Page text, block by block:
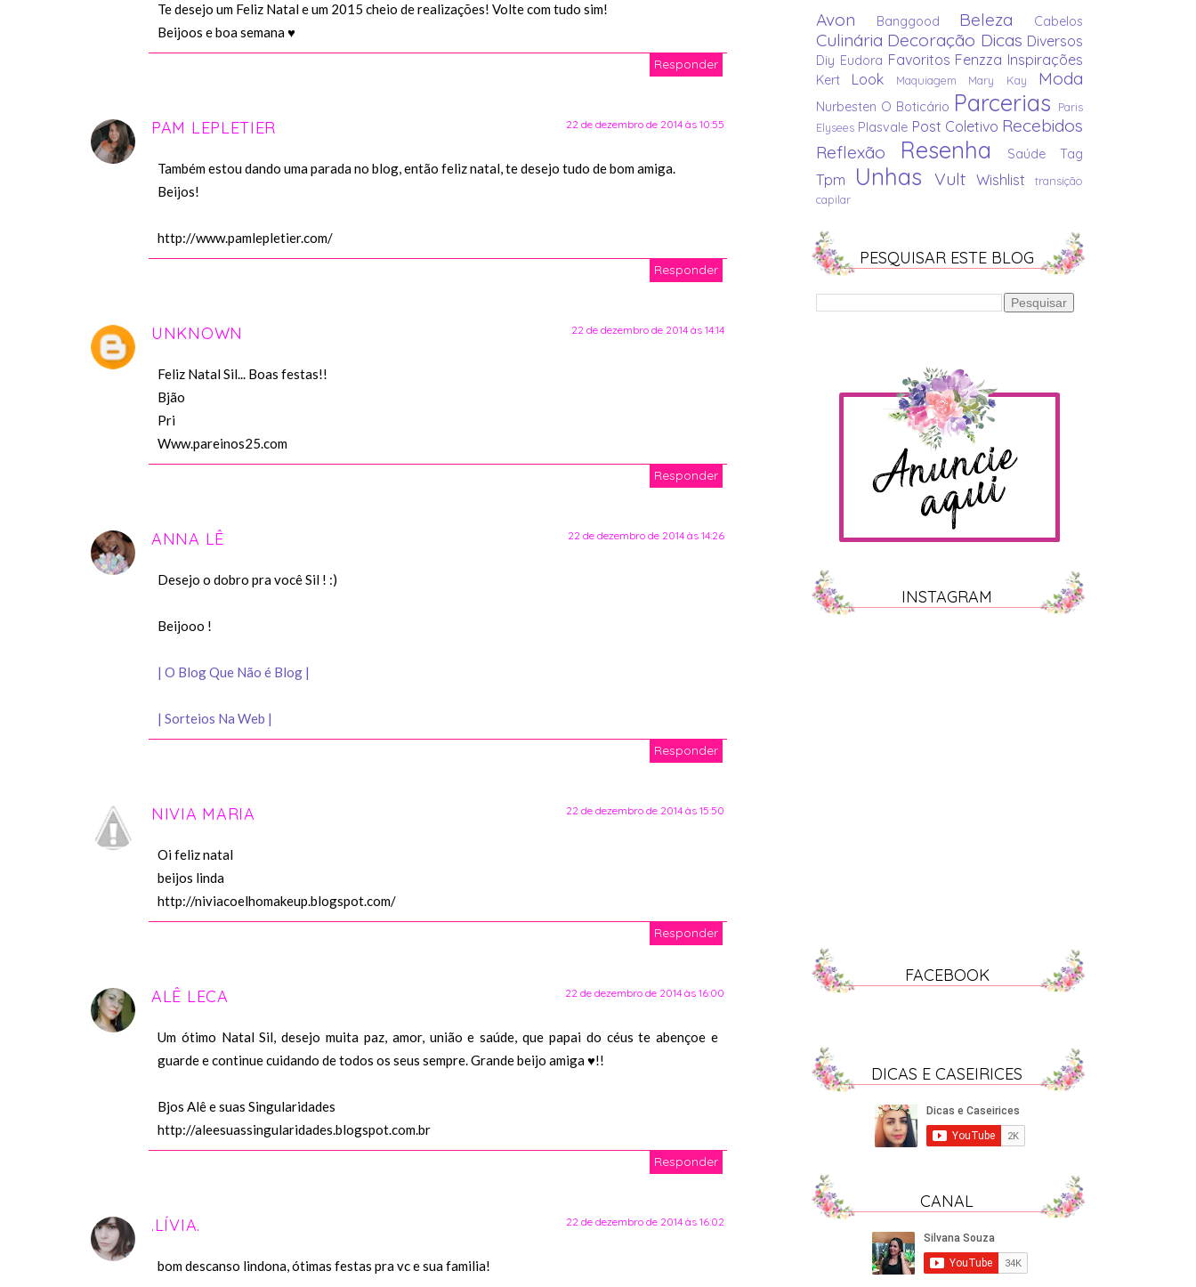
Te desejo um Feliz Natal e um 2015 cheio de realizações! Volte com tudo sim!
Beijoos e boa semana ♥
Responder
PAM LEPLETIER 22 de dezembro de 2014 às 10:55
Também estou dando uma parada no blog, então feliz natal, te desejo tudo de bom amiga.
Beijos!
http://www.pamlepletier.com/
Responder
UNKNOWN 22 de dezembro de 2014 às 14:14
Feliz Natal Sil... Boas festas!!
Bjão
Pri
Www.pareinos25.com
Responder
ANNA LÊ 22 de dezembro de 2014 às 14:26
Desejo o dobro pra você Sil ! :)
Beijooo !
| O Blog Que Não é Blog |
| Sorteios Na Web |
Responder
NIVIA MARIA 22 de dezembro de 2014 às 15:50
Oi feliz natal
beijos linda
http://niviacoelhomakeup.blogspot.com/
Responder
ALÊ LECA 22 de dezembro de 2014 às 16:00
Um ótimo Natal Sil, desejo muita paz, amor, união e saúde, que papai do céus te abençoe e
guarde e continue cuidando de todos os seus sempre. Grande beijo amiga ♥!!
Bjos Alê e suas Singularidades
http://aleesuassingularidades.blogspot.com.br
Responder
.LÍVIA. 22 de dezembro de 2014 às 16:02
bom descanso lindona, ótimas festas pra vc e sua familia!
Avon Banggood Beleza Cabelos
Culinária Decoração Dicas Diversos
Diy Eudora Favoritos Fenzza Inspirações
Kert Look Maquiagem Mary Kay Moda
Nurbesten O Boticário Parcerias
Paris
Elysees Plasvale Post Coletivo Recebidos
Reflexão
Resenha Saúde Tag
Tpm Unhas Vult Wishlist
transição
capilar
PESQUISAR ESTE BLOG
INSTAGRAM
FACEBOOK
DICAS E CASEIRICES
CANAL